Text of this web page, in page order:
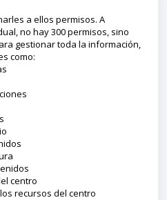
a ellos permisos. A
no hay 300 permisos, sino
gestionar toda la información,
como:
centro
recursos del centro